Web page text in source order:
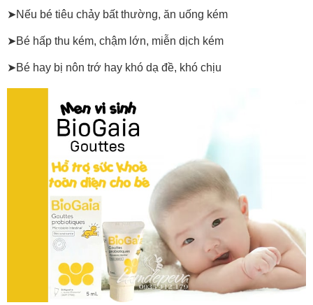
➤Nếu bé tiêu chảy bất thường, ăn uống kém
➤Bé hấp thu kém, chậm lớn, miễn dịch kém
➤Bé hay bị nôn trớ hay khó dạ đề, khó chịu